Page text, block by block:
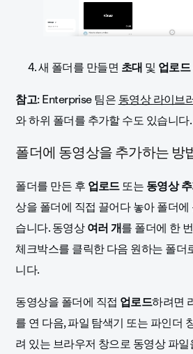
4. 새 폴더를 만들면 초대및업로드
참고: Enterprise 팀은동영상 라이브
와 하위 폴더를 추가할 수도 있습니다.
폴더에 동영상을 추가하는 방
폴더를 만든 후업로드또는동영상
상을 폴더에 직접 끌어다 놓아 폴더
습니다. 동영상여러 개를 폴더에 한
체크박스를 클릭한 다음 원하는 폴더
니다.
동영상을 폴더에 직접 업로드하려면
를 연 다음, 파일 탐색기 또는 파인더
려 있는 브라우저 창으로 동영상 파